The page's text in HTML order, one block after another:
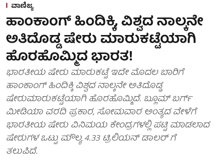
ವಾಣಿಜ್ಯ
ಹಾಂಕಾಂಗ್ ಹಿಂದಿಕ್ಕಿ, ವಿಶ್ವದ ನಾಲ್ಕನೇ
ಅತಿದೊಡ್ಡ ಷೇರು ಮಾರುಕಟ್ಟೆಯಾಗಿ
ಹೊರಹೊಮ್ಮಿದ ಭಾರತ!
ಭಾರತೀಯ ಷೇರು ಮಾರುಕಟ್ಟೆ ಇದೇ ಮೊದಲ ಬಾರಿಗೆ
ಹಾಂಕಾಂಗ್ ಹಿಂದಿಕ್ಕಿ ವಿಶ್ವದ ನಾಲ್ಕನೇ ಅತಿದೊಡ್ಡ
ಷೇರುಮಾರುಕಟ್ಟೆಯಾಗಿ ಹೊರಹೊಮ್ಮಿದೆ. ಬ್ಲೂಮ್ ಬರ್ಗ್
ಮೀಡಿಯಾ ವರದಿ ಪ್ರಕಾರ, ಸೋಮವಾರ ಅಂತ್ಯದ ವೇಳೆಗೆ
ಭಾರತೀಯ ಷೇರು ವಿನಿಮಯ ಕೇಂದ್ರಗಳಲ್ಲಿ ಪಟ್ಟಿ ಮಾಡಲಾದ
ಷೇರುಗಳ ಒಟ್ಟು ಮೌಲ್ಯ 4.33 ಟ್ರಿಲಿಯನ್ ಡಾಲರ್ ಗೆ
ತಲುಪಿದೆ.